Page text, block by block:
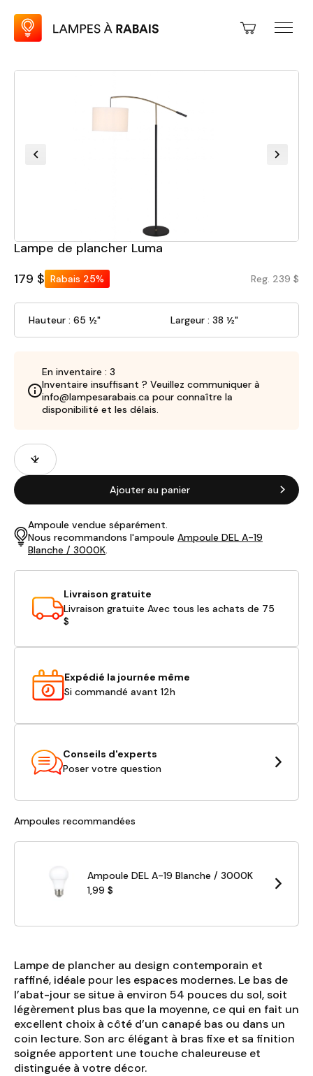
Lampe de plancher Luma
179 $ Rabais 25% Reg. 239 $
Hauteur : 65 ½" Largeur : 38 ½"
En inventaire : 3
Inventaire insuffisant ? Veuillez communiquer à
info@lampesarabais.ca pour connaître la
disponibilité et les délais.
Champs
de
produits
Quantité
Ajouter au panier
Ampoule vendue séparément.
Nous recommandons l'ampoule Ampoule DEL A-19
Blanche / 3000K
Livraison gratuite
Livraison gratuite Avec tous les achats de 75
$
Expédié la journée même
Si commandé avant 12h
Conseils d'experts
Poser votre question
Ampoules recommandées
Ampoule DEL A-19 Blanche / 3000K
1,99 $
Lampe de plancher au design contemporain et
raffiné, idéale pour les espaces modernes. Le bas de
l’abat-jour se situe à environ 54 pouces du sol, soit
légèrement plus bas que la moyenne, ce qui en fait un
excellent choix à côté d’un canapé bas ou dans un
coin lecture. Son arc élégant à bras fixe et sa finition
soignée apportent une touche chaleureuse et
distinguée à votre décor.